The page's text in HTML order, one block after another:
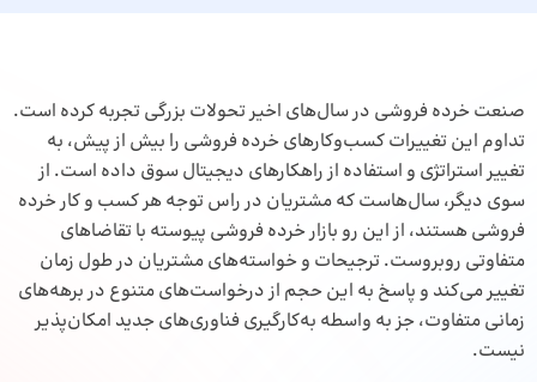
صنعت خرده فروشی در سال‌های اخیر تحولات بزرگی تجربه کرده است.
تداوم این تغییرات کسب‌وکارهای خرده فروشی را بیش از پیش، به
تغییر استراتژی و استفاده از راهکار‌های دیجیتال سوق داده است. از
سوی دیگر، سال‌هاست که مشتریان در راس توجه هر کسب و کار خرده
فروشی هستند، از این رو بازار خرده فروشی پیوسته با تقاضاهای
متفاوتی روبروست. ترجیحات و خواسته‌های مشتریان در طول زمان
تغییر می‌کند و پاسخ به این حجم از درخواست‌های متنوع در برهه‌های
زمانی متفاوت، جز به واسطه به‌کارگیری فناوری‌های جدید امکان‌پذیر
نیست.